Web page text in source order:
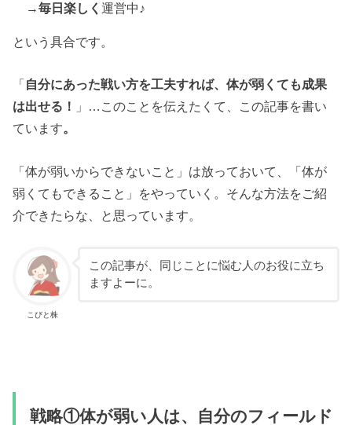
→毎日楽しく 運営中♪
という具合です。
「自分にあった戦い方を工夫すれば、体が弱くても成果
は出せる！
」…このことを伝えたくて、この記事を書い
ています。
「体が弱いからできないこと」は放っておいて、「体が
弱くてもできること」をやっていく。そんな方法をご紹
介できたらな、と思っています。
こびと株
この記事が、同じことに悩む人のお役に立ち
ますよーに。
戦略①体が弱い人は、自分のフィールド